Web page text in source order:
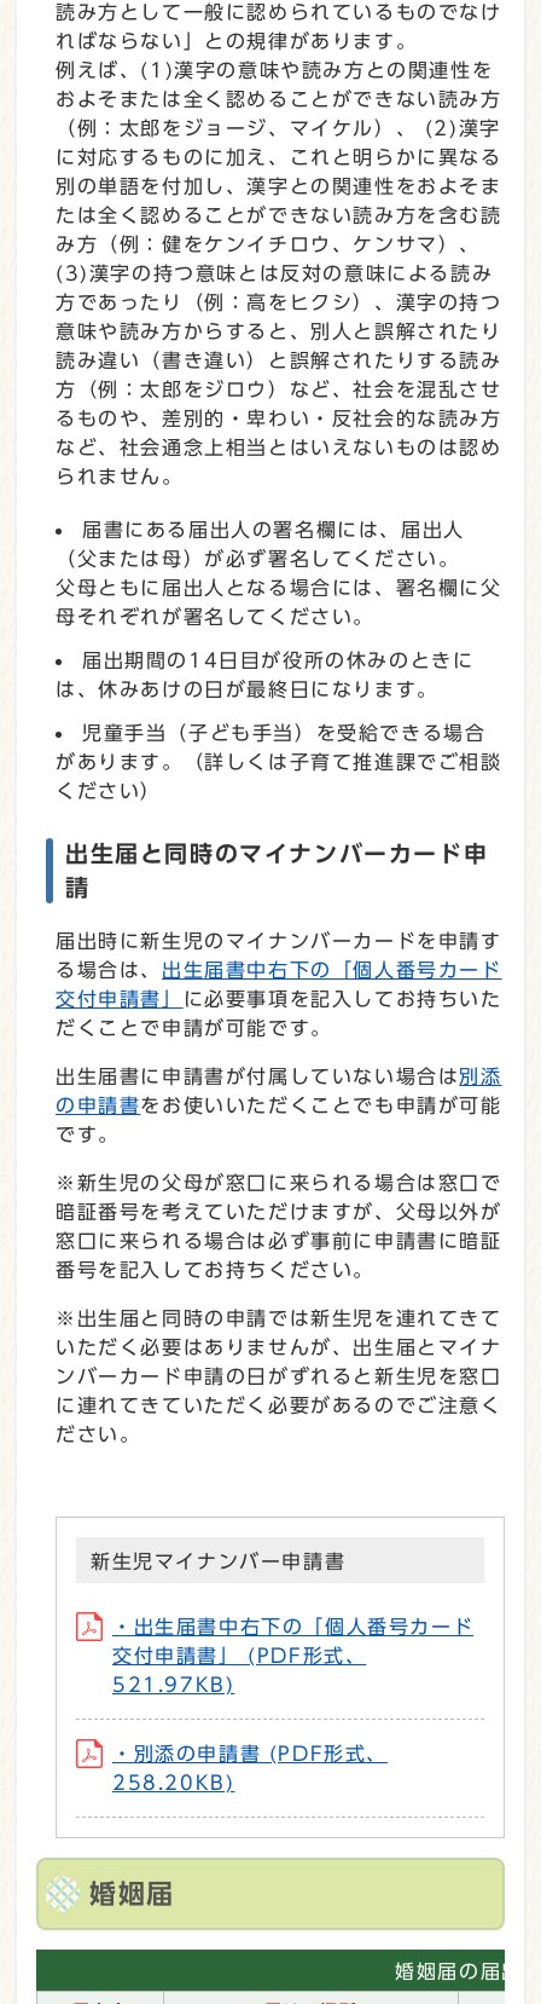
読み方として一般に認められているものでなけ
ればならない」との規律があります。
例えば、(1)漢字の意味や読み方との関連性を
およそまたは全く認めることができない読み方
（例：太郎をジョージ、マイケル）、 (2)漢字
に対応するものに加え、これと明らかに異なる
別の単語を付加し、漢字との関連性をおよそま
たは全く認めることができない読み方を含む読
み方（例：健をケンイチロウ、ケンサマ）、
(3)漢字の持つ意味とは反対の意味による読み
方であったり（例：高をヒクシ）、漢字の持つ
意味や読み方からすると、別人と誤解されたり
読み違い（書き違い）と誤解されたりする読み
方（例：太郎をジロウ）など、社会を混乱させ
るものや、差別的・卑わい・反社会的な読み方
など、社会通念上相当とはいえないものは認め
られません。
届書にある届出人の署名欄には、届出人
（父または母）が必ず署名してください。
父母ともに届出人となる場合には、署名欄に父
母それぞれが署名してください。
届出期間の14日目が役所の休みのときに
は、休みあけの日が最終日になります。
児童手当（子ども手当）を受給できる場合
があります。（詳しくは子育て推進課でご相談
ください）
出生届と同時のマイナンバーカード申
請
届出時に新生児のマイナンバーカードを申請す
る場合は、 出生届書中右下の「個人番号カード
交付申請書」
に必要事項を記入してお持ちいた
だくことで申請が可能です。
出生届書に申請書が付属していない場合は別添
の申請書をお使いいただくことでも申請が可能
です。
※新生児の父母が窓口に来られる場合は窓口で
暗証番号を考えていただけますが、父母以外が
窓口に来られる場合は必ず事前に申請書に暗証
番号を記入してお持ちください。
※出生届と同時の申請では新生児を連れてきて
いただく必要はありませんが、出生届とマイナ
ンバーカード申請の日がずれると新生児を窓口
に連れてきていただく必要があるのでご注意く
ださい。
新生児マイナンバー申請書
・出生届書中右下の「個人番号カード
交付申請書」 (PDF形式、
521.97KB)
・別添の申請書 (PDF形式、
258.20KB)
婚姻届
婚姻届の届出